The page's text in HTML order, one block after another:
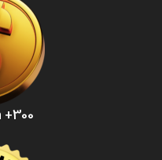
300+ Cyber Coin